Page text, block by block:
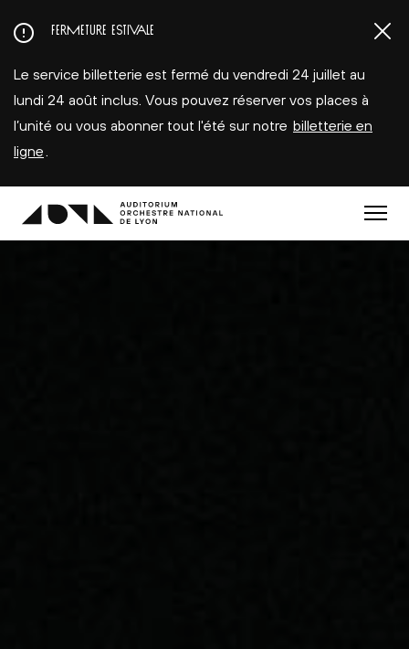
au
principal
FERMETURE ESTIVALE
Le service billetterie est fermé du vendredi 24 juillet au
lundi 24 août inclus. Vous pouvez réserver vos places à
l’unité ou vous abonner tout l'été sur notre billetterie en
ligne
Menu